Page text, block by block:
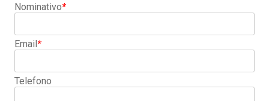
Nominativo*
Email*
Telefono